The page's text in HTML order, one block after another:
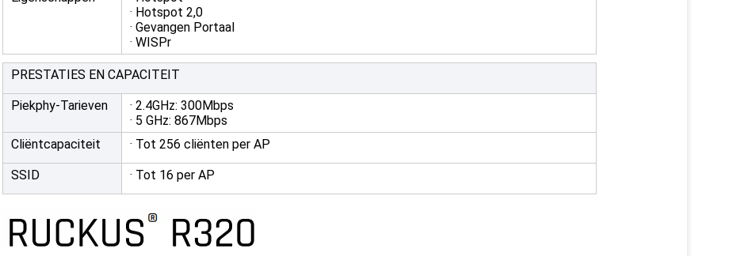
· Hotspot 2,0
· Gevangen Portaal
· WISPr
PRESTATIES EN CAPACITEIT
Piekphy-Tarieven
· 2.4GHz: 300Mbps
· 5 GHz: 867Mbps
Cliëntcapaciteit
· Tot 256 cliënten per AP
SSID · Tot 16 per AP